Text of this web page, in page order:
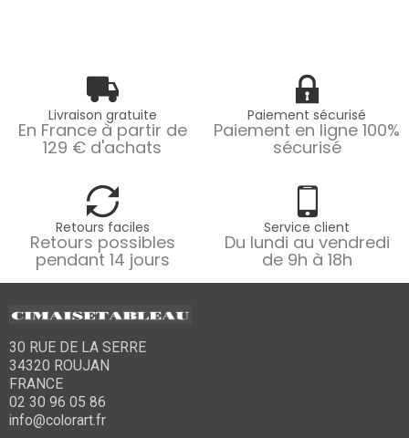
Livraison gratuite
En France à partir de
129 € d'achats
Paiement sécurisé
Paiement en ligne 100%
sécurisé
Retours faciles
Retours possibles
pendant 14 jours
Service client
Du lundi au vendredi
de 9h à 18h
30 RUE DE LA SERRE
34320 ROUJAN
FRANCE
02 30 96 05 86
info@colorart.fr